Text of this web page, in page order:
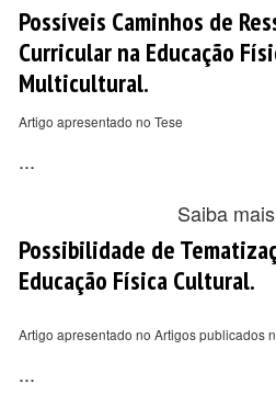
Possíveis Caminhos de
Curricular na Educação
Multicultural.
Artigo apresentado no Tese
...
Saiba
Possibilidade de
Educação Física Cultural.
Artigo apresentado no Artigos publicados
...